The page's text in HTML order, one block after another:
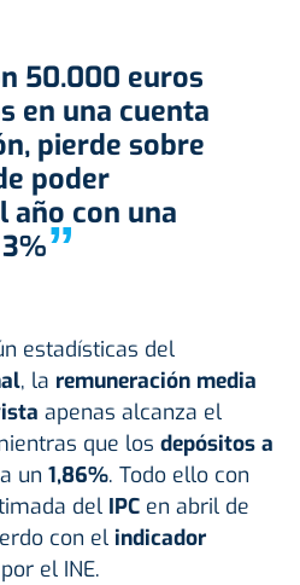
en una cuenta
pierde sobre
poder
año con una
”
estadísticas del
, la remuneración media
apenas alcanza el
que los depósitos a
un 1,86%. Todo ello con
del IPC en abril de
con el indicador
el INE.